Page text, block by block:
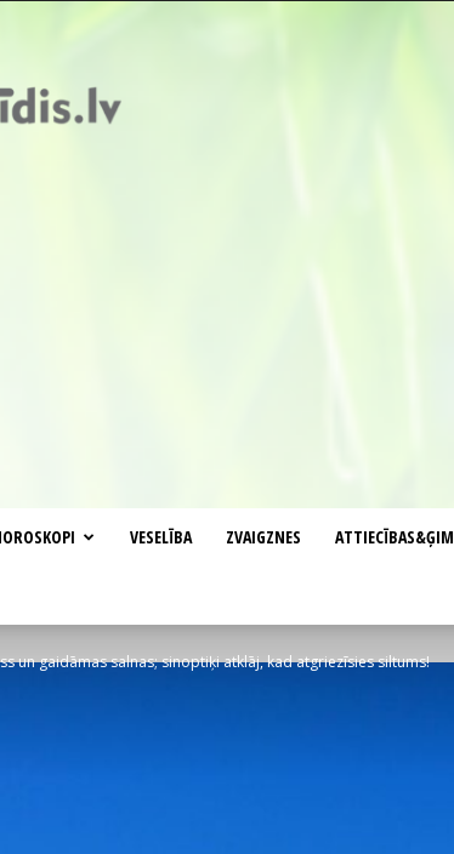
VESELĪBA ZVAIGZNES
un gaidāmas salnas; sinoptiķi atklāj, kad atgriezīsies siltums!